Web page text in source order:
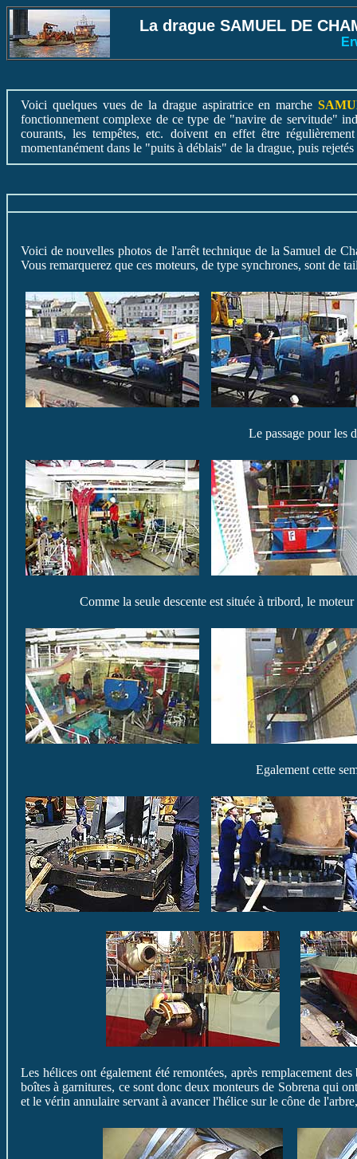
La drague SAMUEL DE
Voici quelques vues de la drague aspiratrice en marche
fonctionnement complexe de ce type de "navire de servitude"
courants, les tempêtes, etc. doivent en effet être
momentanément dans le "puits à déblais" de la drague, puis
Voici de nouvelles photos de l'arrêt technique de la Samuel de
Vous remarquerez que ces moteurs, de type synchrones, sont de
Le passage pour les
Comme la seule descente est située à tribord, le
Egalement cette
Les hélices ont également été remontées, après remplacement
boîtes à garnitures, ce sont donc deux monteurs de Sobrena qui
et le vérin annulaire servant à avancer l'hélice sur le cône de